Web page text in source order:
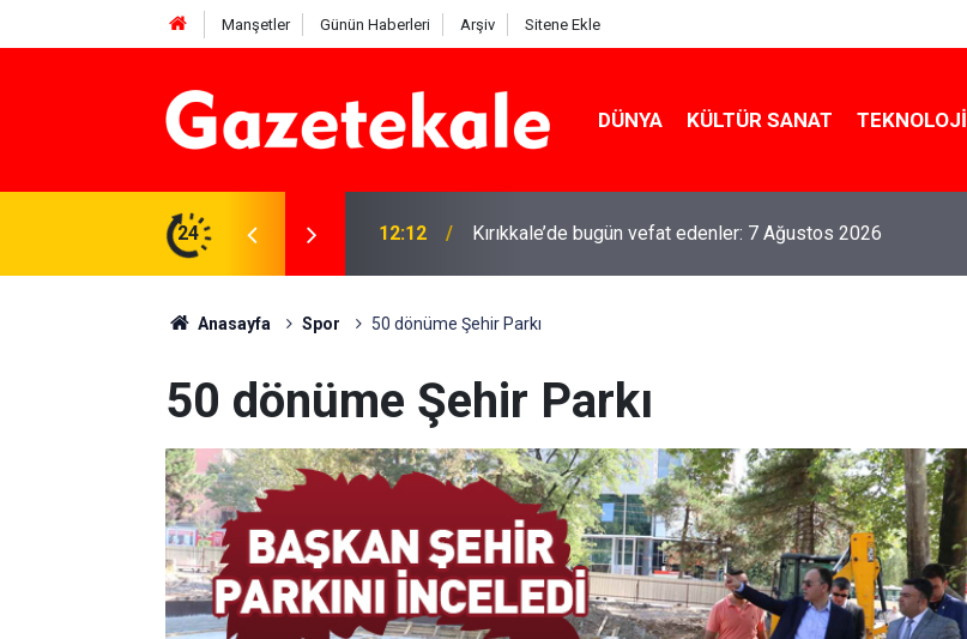
Manşetler Günün Haberleri Arşiv Sitene Ekle
DÜNYA KÜLTÜR SANAT TEKNOLOJI
24
karşı denetimler artırıldı 12:12 Kırıkkale’de bugün vefat edenler: 7 Ağustos 2026
Anasayfa Spor 50 dönüme Şehir Parkı
50 dönüme Şehir Parkı